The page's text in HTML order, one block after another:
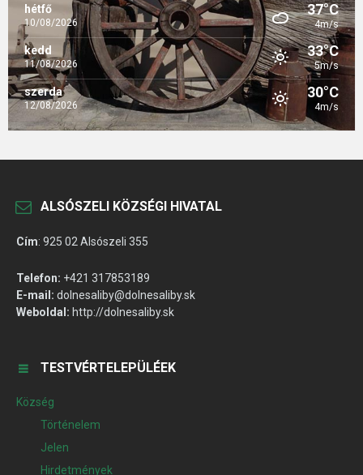
hétfő
10/08/2026
37°C
4m/s
kedd
11/08/2026
33°C
5m/s
szerda
12/08/2026
30°C
4m/s
ALSÓSZELI KÖZSÉGI HIVATAL
Cím: 925 02 Alsószeli 355
Telefon: +421 317853189
E-mail: dolnesaliby@dolnesaliby.sk
Weboldal: http://dolnesaliby.sk
TESTVÉRTELEPÜLÉEK
Község
Történelem
Jelen
Hirdetmények